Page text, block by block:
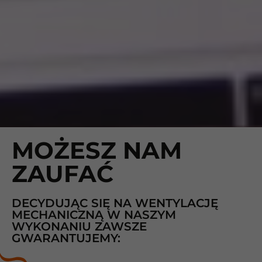
MOŻESZ NAM
ZAUFAĆ
DECYDUJĄC SIĘ NA WENTYLACJĘ
MECHANICZNĄ W NASZYM
WYKONANIU ZAWSZE
GWARANTUJEMY: